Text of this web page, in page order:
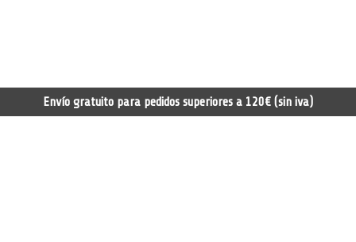
Envío gratuito para pedidos superiores a 120€ (sin iva)